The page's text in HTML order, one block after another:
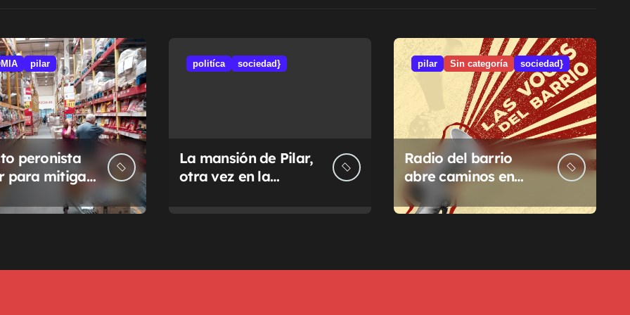
pilar
peronista
para mitigar
politíca sociedad}
La mansión de Pilar,
otra vez en la
pilar Sin categoría sociedad}
Radio del barrio
abre caminos en
Pilar